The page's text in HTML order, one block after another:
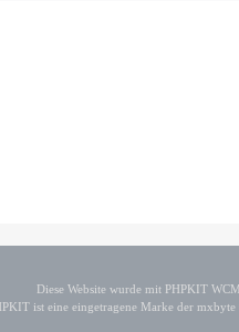
Diese Website wurde mit PHPKIT
ist eine eingetragene Marke der